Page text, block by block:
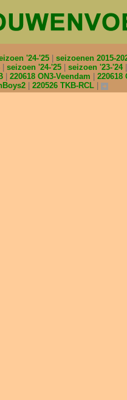
'24-'25 seizoenen 2015-
seizoen '24-'25 seizoen '23-'24
220618 ON3-Veendam 220618
220526 TKB-RCL